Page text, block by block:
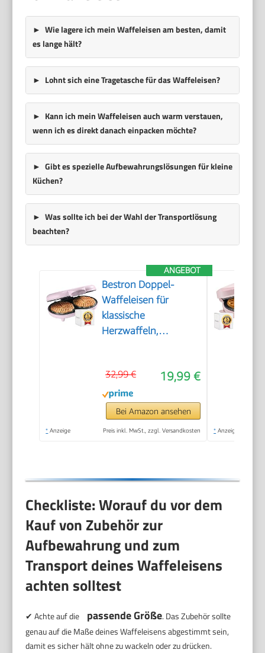
Wie lagere ich mein Waffeleisen am besten, damit
es lange hält?
Lohnt sich eine Tragetasche für das Waffeleisen?
Kann ich mein Waffeleisen auch warm verstauen,
wenn ich es direkt danach einpacken möchte?
Gibt es spezielle Aufbewahrungslösungen für kleine
Küchen?
Was sollte ich bei der Wahl der Transportlösung
beachten?
ANGEBOT
Bestron Doppel-
Waffeleisen für
klassische
Herzwaffeln,
Antihaftbeschichtung,
ideal für
Kindergeburtstage,
Ostern &
Weihnachten, Farbe:
19,99 €
32,99 €
Bei Amazon ansehen
* Anzeige Preis inkl. MwSt., zzgl. Versandkosten * Anzeige
Checkliste: Worauf du vor dem
Kauf von Zubehör zur
Aufbewahrung und zum
Transport deines Waffeleisens
achten solltest
✔ Achte auf die passende Größe. Das Zubehör sollte
genau auf die Maße deines Waffeleisens abgestimmt sein,
damit es sicher hält ohne zu wackeln oder zu drücken.